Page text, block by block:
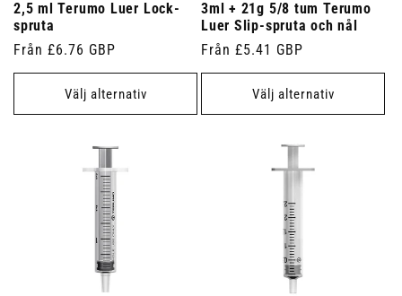
2,5 ml Terumo Luer Lock-
spruta
Ordinarie
pris
Från £6.76 GBP
Välj alternativ
3ml + 21g 5/8 tum Terumo
Luer Slip-spruta och nål
Ordinarie
pris
Från £5.41 GBP
Välj alternativ